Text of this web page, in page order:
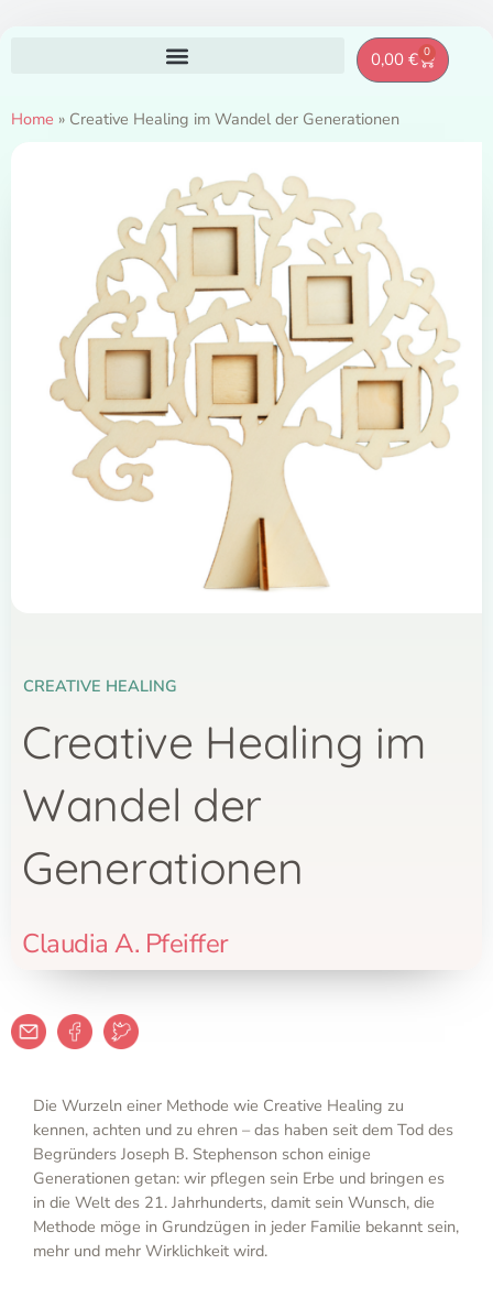
0,00 € 0
Home » Creative Healing im Wandel der Generationen
CREATIVE HEALING
Creative Healing im
Wandel der
Generationen
Claudia A. Pfeiffer
Die Wurzeln einer Methode wie Creative Healing zu
kennen, achten und zu ehren – das haben seit dem Tod des
Begründers Joseph B. Stephenson schon einige
Generationen getan: wir pflegen sein Erbe und bringen es
in die Welt des 21. Jahrhunderts, damit sein Wunsch, die
Methode möge in Grundzügen in jeder Familie bekannt sein,
mehr und mehr Wirklichkeit wird.